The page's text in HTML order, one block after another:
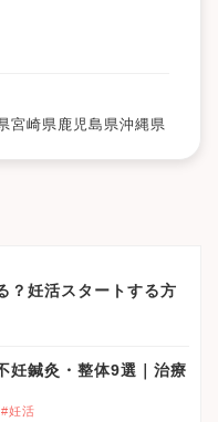
宮崎県鹿児島県沖縄県
？妊活スタートする方
妊鍼灸・整体9選｜治療
#妊活